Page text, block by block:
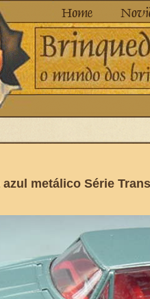
metálico Série